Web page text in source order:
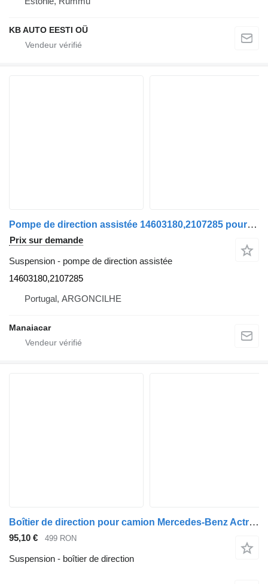
KB AUTO EESTI OÜ
Pompe de direction assistée 14603180,2107285 pour camion Mercedes-Benz ACTROS/AXOR/ATEGO/AROCS
Prix sur demande
Suspension - pompe de direction assistée
14603180,2107285
Portugal, ARGONCILHE
Manaiacar
Boîtier de direction pour camion Mercedes-Benz Actros Arocs Atego
95,10 € 499 RON
Suspension - boîtier de direction